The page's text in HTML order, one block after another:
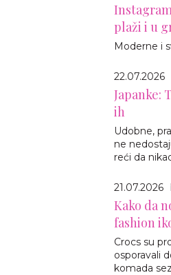
plaži i u
Moderne i
22.07.2026
Japanke:
ih
Udobne,
ne
reći da
21.07.2026
Kako da
fashion
Crocs su
osporavali
komada